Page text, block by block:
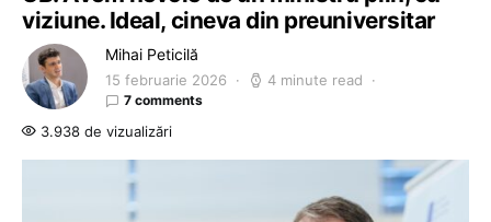
viziune. Ideal, cineva din preuniversitar
Mihai Peticilă
15 februarie 2026 4 minute read
7 comments
3.938 de vizualizări